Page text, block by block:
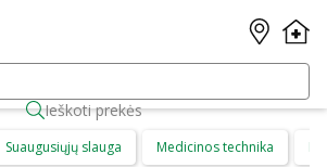
Ieškoti prekės
Suaugusiųjų slauga Medicinos technika